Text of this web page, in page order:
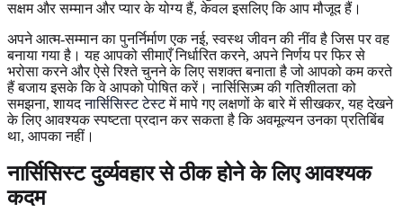
सक्षम और सम्मान और प्यार के योग्य हैं, केवल इसलिए कि आप मौजूद हैं।
अपने आत्म-सम्मान का पुनर्निर्माण एक नई, स्वस्थ जीवन की नींव है जिस पर वह
बनाया गया है। यह आपको सीमाएँ निर्धारित करने, अपने निर्णय पर फिर से
भरोसा करने और ऐसे रिश्ते चुनने के लिए सशक्त बनाता है जो आपको कम करते
हैं बजाय इसके कि वे आपको पोषित करें। नार्सिसिज़्म की गतिशीलता को
समझना, शायदनार्सिसिस्ट टेस्टमें मापे गए लक्षणों के बारे में सीखकर, यह देखने
के लिए आवश्यक स्पष्टता प्रदान कर सकता है कि अवमूल्यन उनका प्रतिबिंब
था, आपका नहीं।
नार्सिसिस्ट दुर्व्यवहार से ठीक होने के लिए आवश्यक
कदम